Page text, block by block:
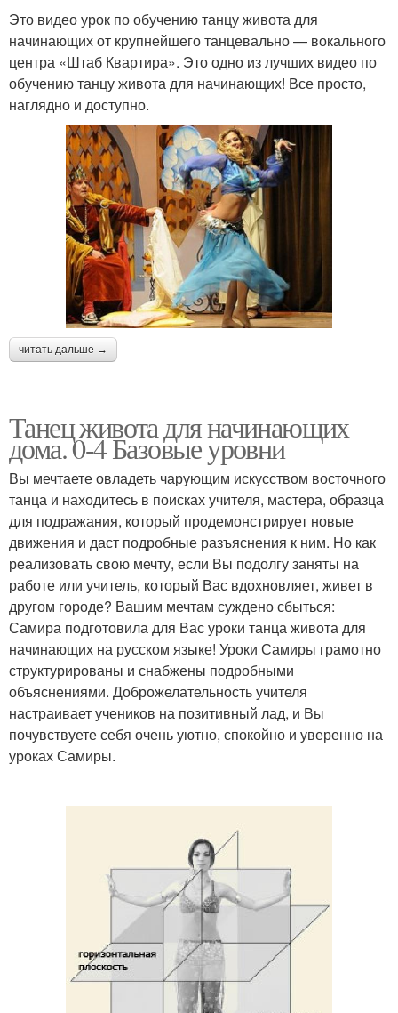
Это видео урок по обучению танцу живота для
начинающих от крупнейшего танцевально — вокального
центра «Штаб Квартира». Это одно из лучших видео по
обучению танцу живота для начинающих! Все просто,
наглядно и доступно.
читать дальше →
Танец живота для начинающих
дома. 0-4 Базовые уровни
Вы мечтаете овладеть чарующим искусством восточного
танца и находитесь в поисках учителя, мастера, образца
для подражания, который продемонстрирует новые
движения и даст подробные разъяснения к ним. Но как
реализовать свою мечту, если Вы подолгу заняты на
работе или учитель, который Вас вдохновляет, живет в
другом городе? Вашим мечтам суждено сбыться:
Самира подготовила для Вас уроки танца живота для
начинающих на русском языке! Уроки Самиры грамотно
структурированы и снабжены подробными
объяснениями. Доброжелательность учителя
настраивает учеников на позитивный лад, и Вы
почувствуете себя очень уютно, спокойно и уверенно на
уроках Самиры.